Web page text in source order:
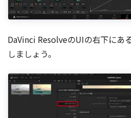
DaVinci ResolveのUIの右下にあ
しましょう。